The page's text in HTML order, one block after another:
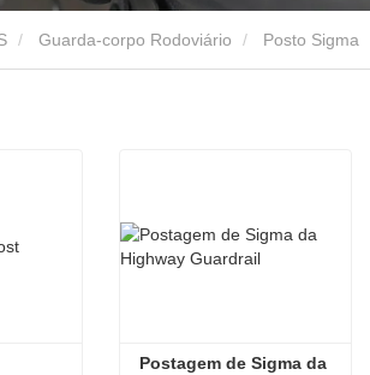
Guarda-corpo Rodoviário Posto Sigma
Postagem de Sigma da